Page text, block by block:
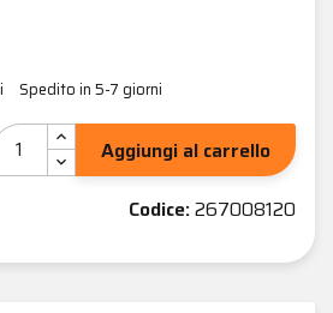
Spedito in 5-7 giorni
Aggiungi al carrello
Codice:267008120